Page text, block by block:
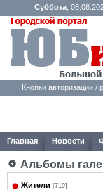
Суббота,
Кнопки авторизации /
Главная Новости
Альбомы
Жители [719]